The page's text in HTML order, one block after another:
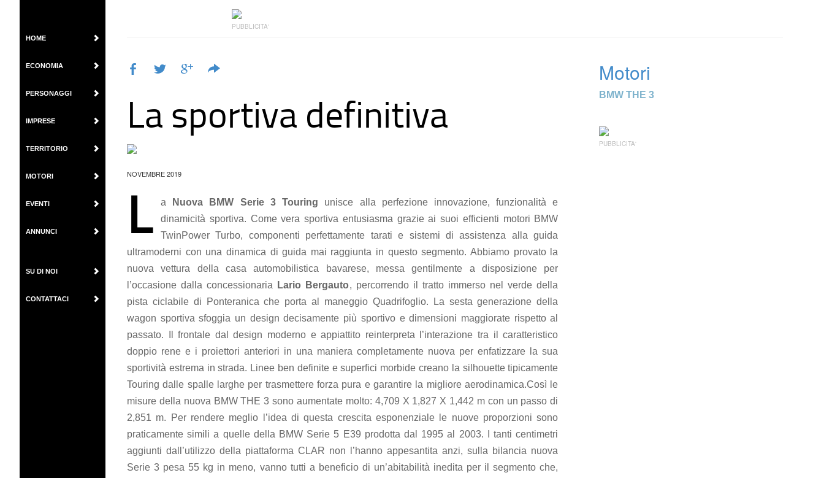
HOME
ECONOMIA
PERSONAGGI
IMPRESE
TERRITORIO
MOTORI
EVENTI
ANNUNCI
SU DI NOI
CONTATTACI
PUBBLICITA'
La sportiva definitiva
NOVEMBRE 2019
L a Nuova BMW Serie 3 Touring unisce alla perfezione innovazione, funzionalità e
dinamicità sportiva. Come vera sportiva entusiasma grazie ai suoi efficienti motori BMW
TwinPower Turbo, componenti perfettamente tarati e sistemi di assistenza alla guida
ultramoderni con una dinamica di guida mai raggiunta in questo segmento. Abbiamo provato la
nuova vettura della casa automobilistica bavarese, messa gentilmente a disposizione per
l’occasione dalla concessionaria
Lario Bergauto, percorrendo il tratto immerso nel verde della
pista ciclabile di Ponteranica che porta al maneggio Quadrifoglio. La sesta generazione della
wagon sportiva sfoggia un design decisamente più sportivo e dimensioni maggiorate rispetto al
passato. Il frontale dal design moderno e appiattito reinterpreta l’interazione tra il caratteristico
doppio rene e i proiettori anteriori in una maniera completamente nuova per enfatizzare la sua
sportività estrema in strada. Linee ben definite e superfici morbide creano la silhouette tipicamente
Touring dalle spalle larghe per trasmettere forza pura e garantire la migliore aerodinamica.Così le
misure della nuova BMW THE 3 sono aumentate molto: 4,709 X 1,827 X 1,442 m con un passo di
2,851 m. Per rendere meglio l’idea di questa crescita esponenziale le nuove proporzioni sono
praticamente simili a quelle della BMW Serie 5 E39 prodotta dal 1995 al 2003. I tanti centimetri
aggiunti dall’utilizzo della piattaforma CLAR non l’hanno appesantita anzi, sulla bilancia nuova
Serie 3 pesa 55 kg in meno, vanno tutti a beneficio di un’abitabilità inedita per il segmento che,
Motori
BMW THE 3
PUBBLICITA'